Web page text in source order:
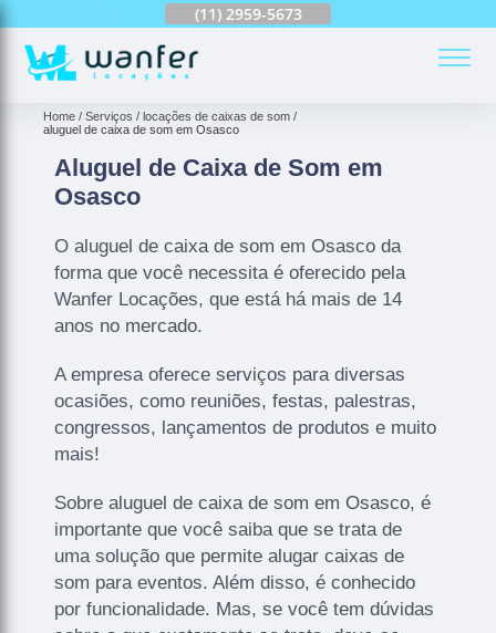
(11) 2959-5673
Home Serviços
locações de caixas de som
aluguel de caixa de som em Osasco
Aluguel de Caixa de Som em
Osasco
O aluguel de caixa de som em Osasco da
forma que você necessita é oferecido pela
Wanfer Locações, que está há mais de 14
anos no mercado.
A empresa oferece serviços para diversas
ocasiões, como reuniões, festas, palestras,
congressos, lançamentos de produtos e muito
mais!
Sobre aluguel de caixa de som em Osasco, é
importante que você saiba que se trata de
uma solução que permite alugar caixas de
som para eventos. Além disso, é conhecido
por funcionalidade. Mas, se você tem dúvidas